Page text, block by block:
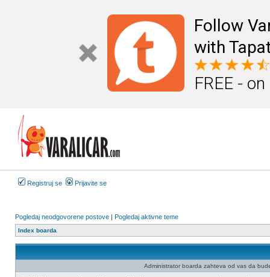
Follow
with
FREE -
Registruj se Prijavite se
Pogledaj neodgovorene postove | Pogledaj aktivne teme
Index boarda
Administrator boarda zahteva od vas da